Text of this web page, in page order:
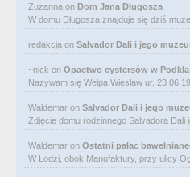
Zuzanna on Dom Jana Długosza
W domu Długosza znajduje się dziś
redakcja on Salvador Dali i jego
~nick on Opactwo cystersów w
Nazywam się Wełpa Wiesław ur. 23 06
Waldemar on Salvador Dali i jego
Zdjęcie domu rodzinnego Salvadora Dali
Waldemar on Ostatni pałac
W Łodzi, obok Manufaktury, przy ulicy